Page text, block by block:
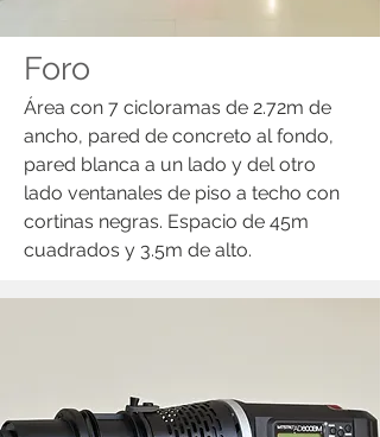
Foro
Área con 7 cicloramas de 2.72m de
ancho, pared de concreto al fondo,
pared blanca a un lado y del otro
lado ventanales de piso a techo con
cortinas negras. Espacio de 45m
cuadrados y 3.5m de alto.